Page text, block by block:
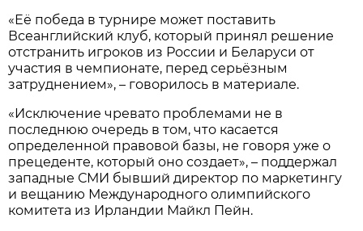
«Её победа в турнире может поставить
Всеанглийский клуб, который принял решение
отстранить игроков из России и Беларуси от
участия в чемпионате, перед серьёзным
затруднением», – говорилось в материале.
«Исключение чревато проблемами не в
последнюю очередь в том, что касается
определенной правовой базы, не говоря уже о
прецеденте, который оно создает», – поддержал
западные СМИ бывший директор по маркетингу
и вещанию Международного олимпийского
комитета из Ирландии Майкл Пейн.